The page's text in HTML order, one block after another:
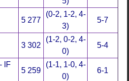
5 277
(0-2, 1-2, 4-
3)
5-7
3 302
(1-2, 0-2, 4-
0)
5-4
IF
5 259
(1-1, 1-0, 4-
0)
6-1